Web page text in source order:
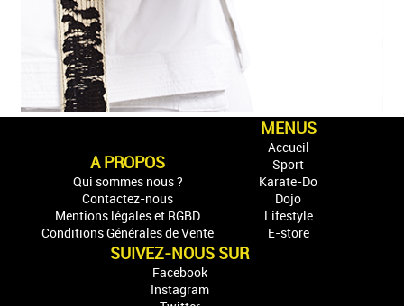
A PROPOS
Qui sommes nous ?
Contactez-nous
Mentions légales et RGBD
Conditions Générales de Vente
MENUS
Accueil
Sport
Karate-Do
Dojo
Lifestyle
E-store
SUIVEZ-NOUS SUR
Facebook
Instagram